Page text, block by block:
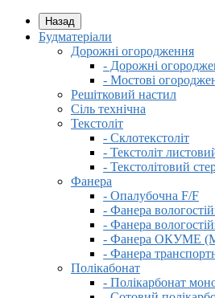
Назад
Будматеріали
Дорожні огородження
- Дорожні
- Мостові
Решітковий настил
Сіль технічна
Текстоліт
- Склотекстоліт
- Текстоліт
- Текстолітовий
Фанера
- Опалубочна F/F
- Фанера
- Фанера
- Фанера ОКУМЕ
- Фанера
Полікабонат
- Полікарбонат